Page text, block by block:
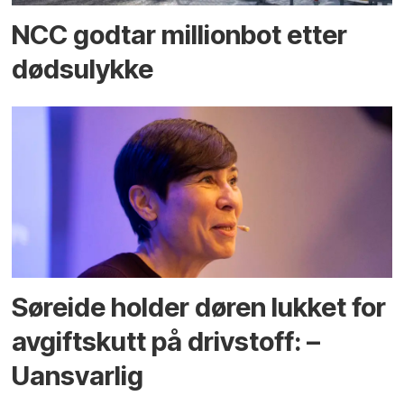
NCC godtar millionbot etter
dødsulykke
Søreide holder døren lukket for
avgiftskutt på drivstoff: –
Uansvarlig